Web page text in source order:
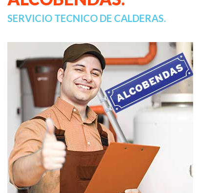
SERVICIO TECNICO DE CALDERAS.